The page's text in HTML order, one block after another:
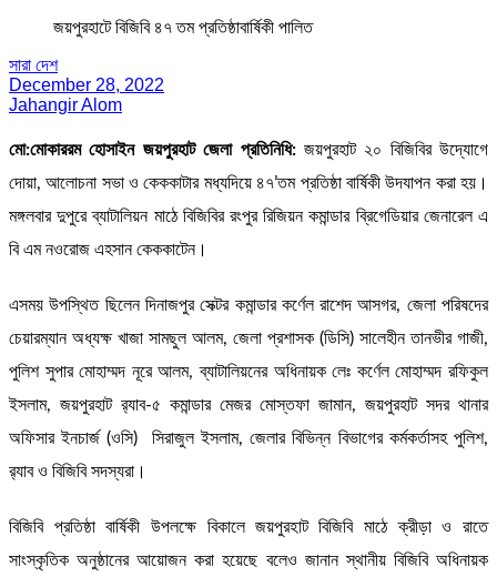
জয়পুরহাটে বিজিবি ৪৭ তম প্রতিষ্ঠাবার্ষিকী পালিত
সারা দেশ
December 28, 2022
Jahangir Alom
মো:মোকাররম হোসাইন জয়পুরহাট জেলা প্রতিনিধি:জয়পুরহাট ২০ বিজিবির উদ্যোগে
দোয়া, আলোচনা সভা ও কেককাটার মধ্যদিয়ে ৪৭’তম প্রতিষ্ঠা বার্ষিকী উদযাপন করা হয়।
মঙ্গলবার দুপুরে ব্যাটালিয়ন মাঠে বিজিবির রংপুর রিজিয়ন কমান্ডার ব্রিগেডিয়ার জেনারেল এ
বি এম নওরোজ এহসান কেককাটেন।
এসময় উপস্থিত ছিলেন দিনাজপুর সেক্টর কমান্ডার কর্ণেল রাশেদ আসগর, জেলা পরিষদের
চেয়ারম্যান অধ্যক্ষ খাজা সামছুল আলম, জেলা প্রশাসক (ডিসি) সালেহীন তানভীর গাজী,
পুলিশ সুপার মোহাম্মদ নূরে আলম, ব্যাটালিয়নের অধিনায়ক লেঃ কর্ণেল মোহাম্মদ রফিকুল
ইসলাম, জয়পুরহাট র‌্যাব-৫ কমান্ডার মেজর মোস্তফা জামান, জয়পুরহাট সদর থানার
অফিসার ইনচার্জ (ওসি) সিরাজুল ইসলাম, জেলার বিভিন্ন বিভাগের কর্মকর্তাসহ পুলিশ,
র‌্যাব ও বিজিবি সদস্যরা।
বিজিবি প্রতিষ্ঠা বার্ষিকী উপলক্ষে বিকালে জয়পুরহাট বিজিবি মাঠে ক্রীড়া ও রাতে
সাংস্কৃতিক অনুষ্ঠানের আয়োজন করা হয়েছে বলেও জানান স্থানীয় বিজিবি অধিনায়ক